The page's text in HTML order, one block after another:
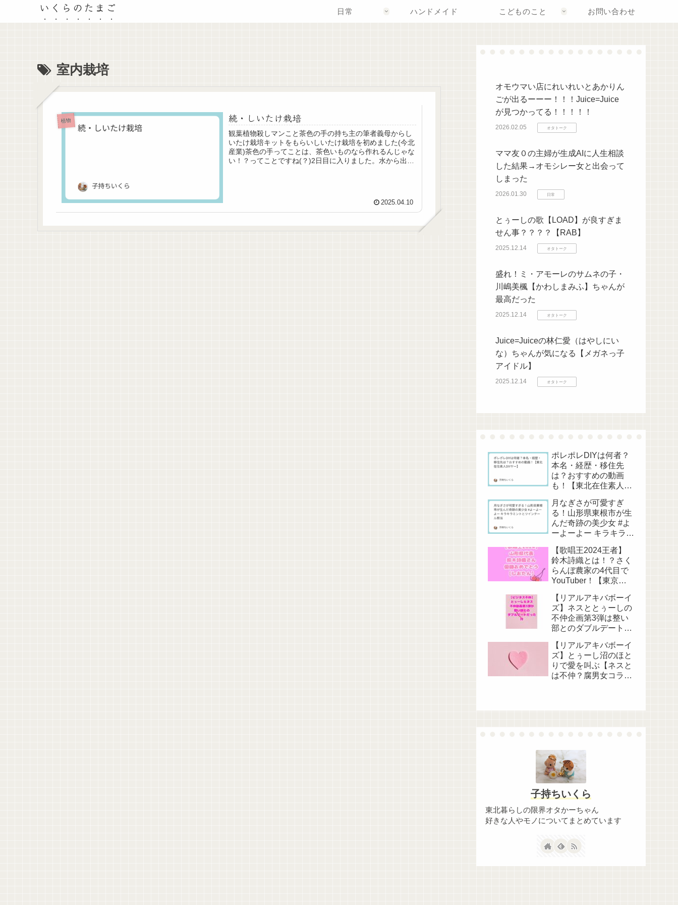
いくらのたまご 日常 ハンドメイド こどものこと お問い合わせ
室内栽培
植物‎ 続・しいたけ栽培
観葉植物殺しマンこと茶色の手の持ち主の筆者義母からし
いたけ栽培キットをもらいしいたけ栽培を初めました(今北
産業)茶色の手ってことは、茶色いものなら作れるんじゃな
い！？ってことですね(？)2日目に入りました。水から出し
2025.04.10
オモウマい店にれいれいとあかりん
ごが出るーーー！！！Juice=Juice
が見つかってる！！！！！
2026.02.05 オタトーク
ママ友０の主婦が生成AIに人生相談
した結果→オモシレー女と出会って
しまった
2026.01.30 日常
とぅーしの歌【LOAD】が良すぎま
せん事？？？？【RAB】
2025.12.14 オタトーク
盛れ！ミ・アモーレのサムネの子・
川嶋美楓【かわしまみふ】ちゃんが
最高だった
2025.12.14 オタトーク
Juice=Juiceの林仁愛（はやしにい
な）ちゃんが気になる【メガネっ子
アイドル】
2025.12.14 オタトーク
ポレポレDIYは何者？
本名・経歴・移住先
は？おすすめの動画
も！【東北在住素人
月なぎさが可愛すぎ
る！山形県東根市が生
んだ奇跡の美少女 #よ
ーよーよー キラキラミ
当
【歌唱王2024王者】
鈴木詩織とは！？さく
らんぼ農家の4代目で
YouTuber！【東京藝
【リアルアキバボーイ
ズ】ネスととぅーしの
不仲企画第3弾は整い
部とのダブルデート
【リアルアキバボーイ
ズ】とぅーし沼のほと
りで愛を叫ぶ【ネスと
は不仲？腐男女コラ
子持ちいくら
東北暮らしの限界オタかーちゃん
好きな人やモノについてまとめています